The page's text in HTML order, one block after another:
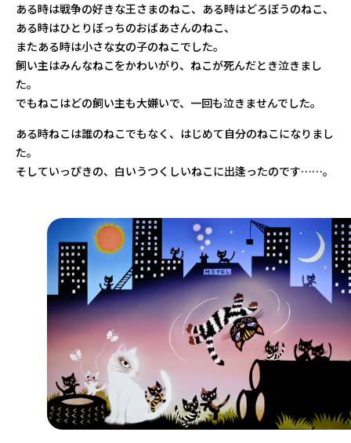
ある時は戦争の好きな王さまのねこ、ある時はどろぼうのねこ、
ある時はひとりぼっちのおばあさんのねこ、
またある時は小さな女の子のねこでした。
飼い主はみんなねこをかわいがり、ねこが死んだとき泣きまし
た。
でもねこはどの飼い主も大嫌いで、一回も泣きませんでした。
ある時ねこは誰のねこでもなく、はじめて自分のねこになりまし
た。
そしていっぴきの、白いうつくしいねこに出逢ったのです……。